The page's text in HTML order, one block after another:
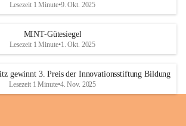
Lesezeit 1 Minute•9. Okt. 2025
MINT-Gütesiegel
Lesezeit 1 Minute•1. Okt. 2025
gewinnt 3. Preis der Innovationsstiftung Bildung
Lesezeit 1 Minute•4. Nov. 2025